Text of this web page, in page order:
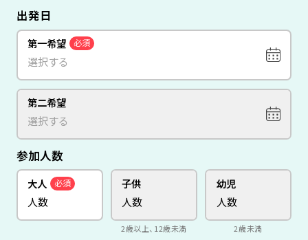
出発日
第一希望 必須
第二希望
参加人数
大人 必須 子供
2歳以上、12歳未満
幼児
2歳未満